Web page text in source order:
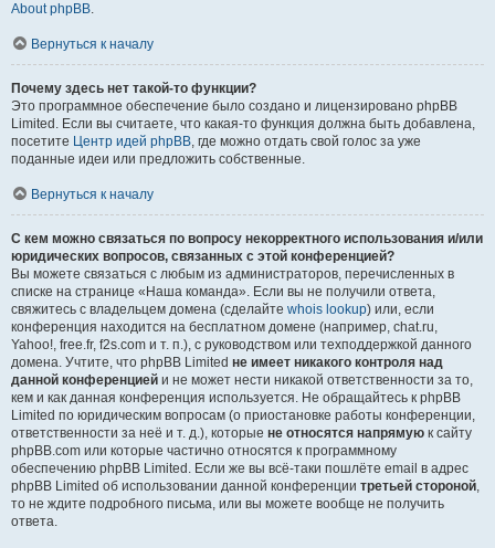
About phpBB.
Вернуться к началу
Почему здесь нет такой-то функции?
Это программное обеспечение было создано и лицензировано phpBB
Limited. Если вы считаете, что какая-то функция должна быть добавлена,
посетите Центр идей phpBB, где можно отдать свой голос за уже
поданные идеи или предложить собственные.
Вернуться к началу
С кем можно связаться по вопросу некорректного использования и/или
юридических вопросов, связанных с этой конференцией?
Вы можете связаться с любым из администраторов, перечисленных в
списке на странице «Наша команда». Если вы не получили ответа,
свяжитесь с владельцем домена (сделайте whois lookup) или, если
конференция находится на бесплатном домене (например, chat.ru,
Yahoo!, free.fr, f2s.com и т. п.), с руководством или техподдержкой данного
домена. Учтите, что phpBB Limited не имеет никакого контроля над
данной конференцией и не может нести никакой ответственности за то,
кем и как данная конференция используется. Не обращайтесь к phpBB
Limited по юридическим вопросам (о приостановке работы конференции,
ответственности за неё и т. д.), которые не относятся напрямую к сайту
phpBB.com или которые частично относятся к программному
обеспечению phpBB Limited. Если же вы всё-таки пошлёте email в адрес
phpBB Limited об использовании данной конференции третьей стороной,
то не ждите подробного письма, или вы можете вообще не получить
ответа.